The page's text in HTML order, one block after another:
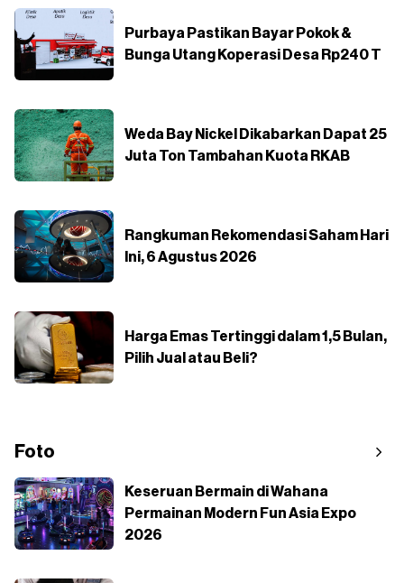
Purbaya Pastikan Bayar Pokok &
Bunga Utang Koperasi Desa Rp240 T
Weda Bay Nickel Dikabarkan Dapat 25
Juta Ton Tambahan Kuota RKAB
Rangkuman Rekomendasi Saham Hari
Ini, 6 Agustus 2026
Harga Emas Tertinggi dalam 1,5 Bulan,
Pilih Jual atau Beli?
Foto
Keseruan Bermain di Wahana
Permainan Modern Fun Asia Expo
2026